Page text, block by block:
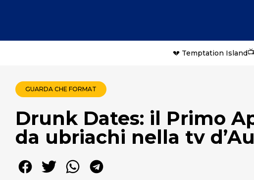
💔 Temptation Island
GUARDA CHE FORMAT
Drunk Dates: il Primo
da ubriachi nella tv